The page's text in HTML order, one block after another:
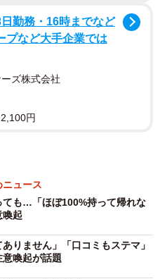
ルのふたを描いたカー
通省や下水道関連団体でつ
自治体が配布している。
商標を持つバンダイナム
津湖岸なぎさ公園に設置さ
ンダムの隣に大津絵の「鬼
勤務・16時までなど
プなど大手企業では
ズ株式会社
円
ニュース
ても…「ほぼ100%持って帰れな
喚起
りません」「口コミもステマ」
喚起が話題